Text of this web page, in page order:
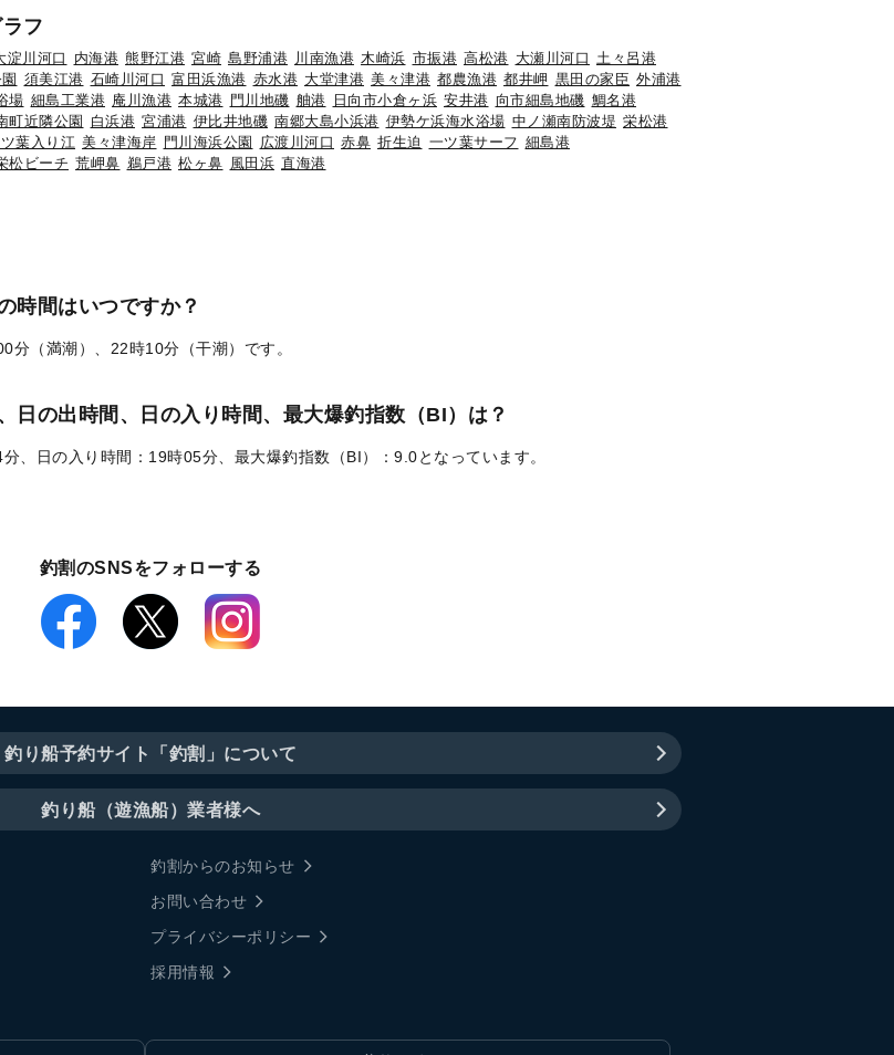
フ
淀川河口 内海港 熊野江港 宮崎 島野浦港 川南漁港 木崎浜 市振港 高松港 大瀬川河口 土々呂港
須美江港 石崎川河口 富田浜漁港 赤水港 大堂津港 美々津港 都農漁港 都井岬 黒田の家臣 外浦港
場 細島工業港 庵川漁港 本城港 門川地磯 舳港 日向市小倉ヶ浜 安井港 向市細島地磯 鯛名港
町近隣公園 白浜港 宮浦港 伊比井地磯 南郷大島小浜港 伊勢ケ浜海水浴場 中ノ瀬南防波堤 栄松港
葉入り江 美々津海岸 門川海浜公園 広渡川河口 赤鼻 折生迫 一ツ葉サーフ 細島港
松ビーチ 荒岬鼻 鵜戸港 松ヶ鼻 風田浜 直海港
時間はいつですか？
（満潮）、22時10分（干潮）です。
日の出時間、日の入り時間、最大爆釣指数（BI）は？
、日の入り時間：19時05分、最大爆釣指数（BI）：9.0となっています。
釣割のSNSをフォローする
釣り船予約サイト「釣割」について
釣り船（遊漁船）業者様へ
釣割からのお知らせ
お問い合わせ
プライバシーポリシー
採用情報